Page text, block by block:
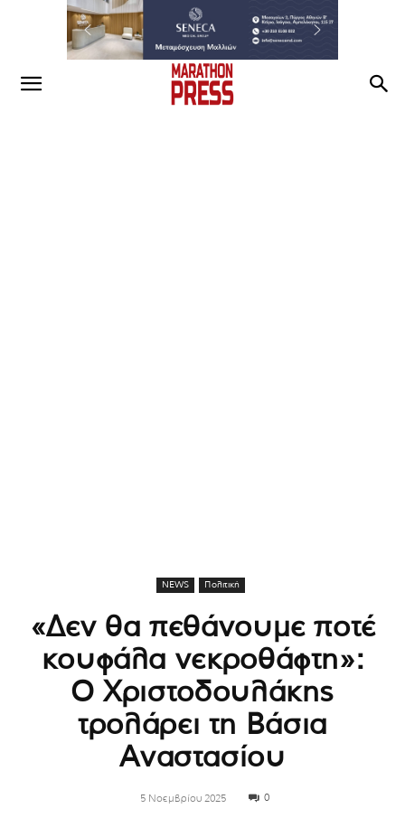
NEWS Πολιτική
«Δεν θα πεθάνουμε ποτέ
κουφάλα νεκροθάφτη»:
Ο Χριστοδουλάκης
τρολάρει τη Βάσια
Αναστασίου
5 Νοεμβρίου 2025 0